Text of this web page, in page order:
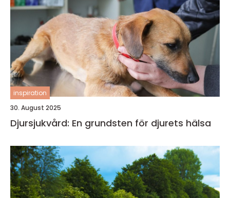
inspiration
30. August 2025
Djursjukvård: En grundsten för djurets hälsa